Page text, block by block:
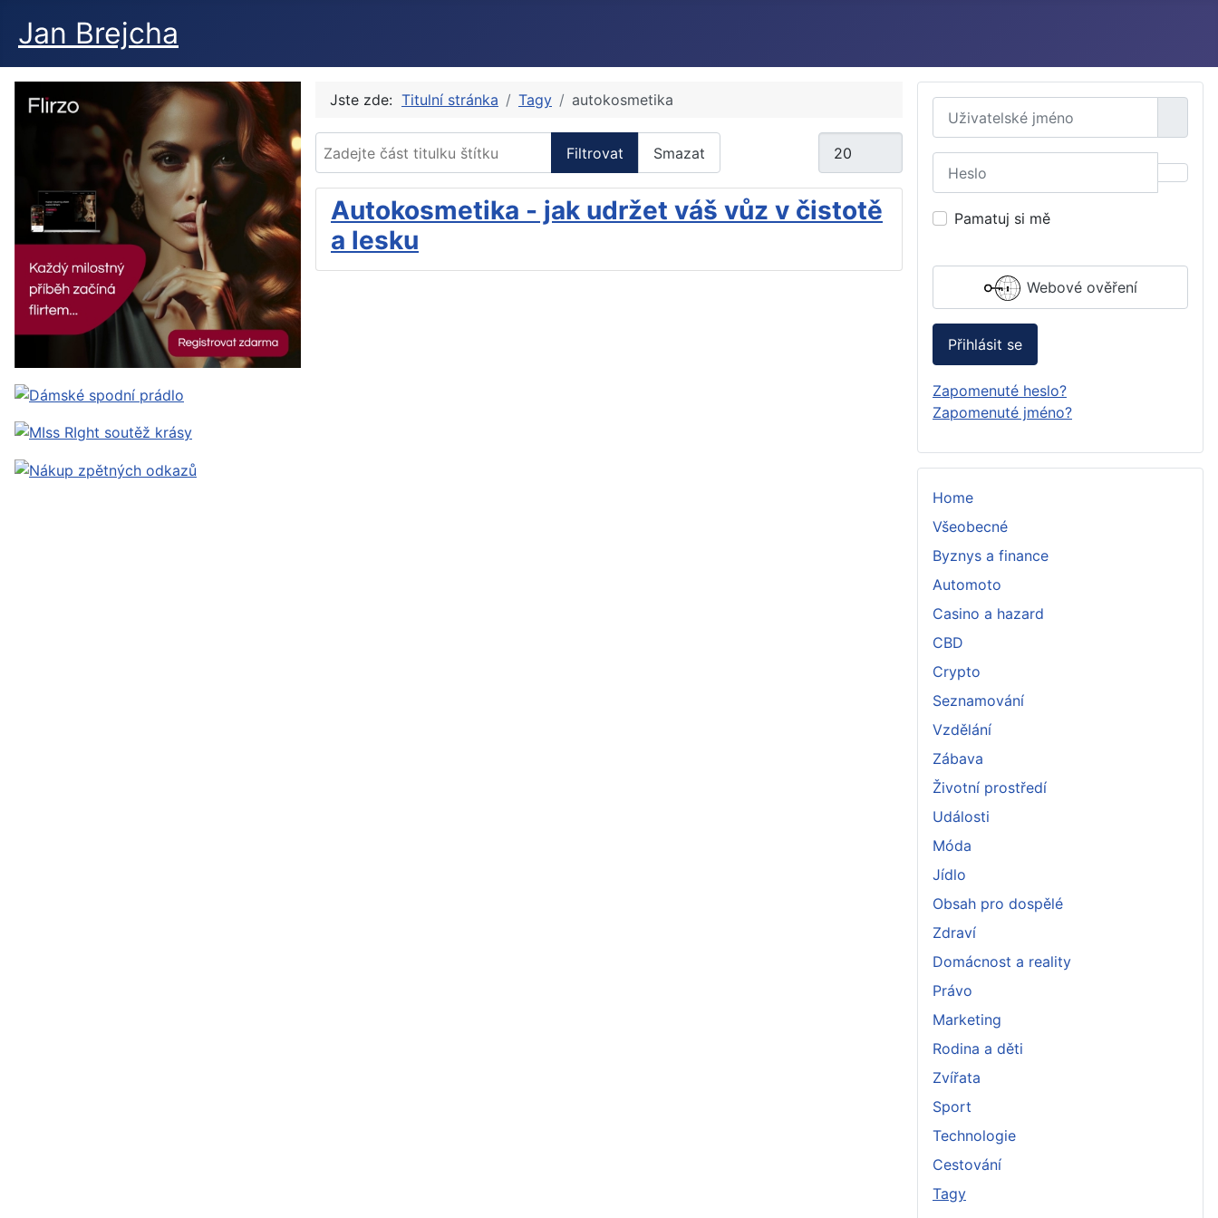
Jan Brejcha
Jste zde: Titulní stránka Tagy autokosmetika
Zadejte část titulku štítku
Filtrovat Smazat
Autokosmetika - jak udržet váš vůz v čistotě
a lesku
Uživatelské jméno
Pamatuj si mě
Webové ověření
Přihlásit se
Zapomenuté heslo?
Zapomenuté jméno?
Home
Všeobecné
Byznys a finance
Automoto
Casino a hazard
CBD
Crypto
Seznamování
Vzdělání
Zábava
Životní prostředí
Události
Móda
Jídlo
Obsah pro dospělé
Zdraví
Domácnost a reality
Právo
Marketing
Rodina a děti
Zvířata
Sport
Technologie
Cestování
Tagy